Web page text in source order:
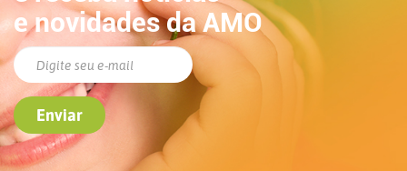
e novidades da AMO